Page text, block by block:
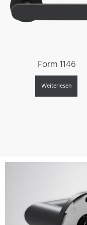
Form 1146
Weiterlesen